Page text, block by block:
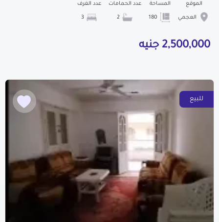
الموقع
العجمي
المساحة عدد الحمامات عدد الغرف
2,500,000 جنيه
للبيع